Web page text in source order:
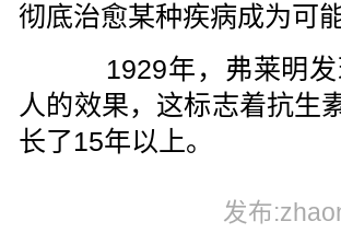
彻底治愈某种疾病成为可能
1929年，弗莱明发
人的效果，这标志着抗生
长了15年以上。
发布